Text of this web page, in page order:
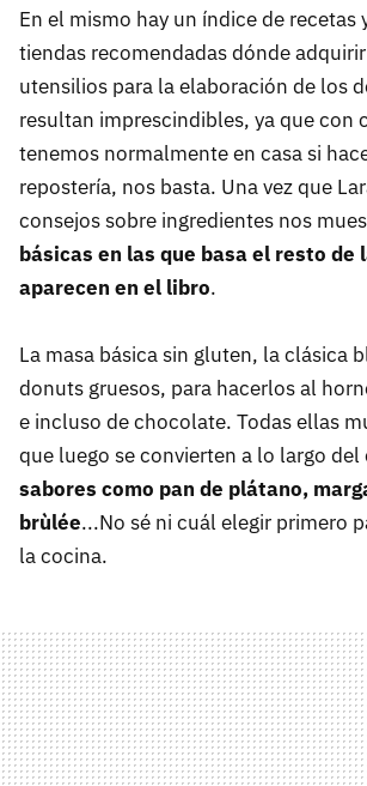
En el mismo hay un índice de recetas
tiendas recomendadas dónde
utensilios para la elaboración de los
resultan imprescindibles, ya que con
tenemos normalmente en casa si
repostería, nos basta. Una vez que
consejos sobre ingredientes nos
básicas en las que basa el resto de
aparecen en el libro.
La masa básica sin gluten, la clásica
donuts gruesos, para hacerlos al
e incluso de chocolate. Todas ellas
que luego se convierten a lo largo del
sabores como pan de plátano,
brùlée...No sé ni cuál elegir primero
la cocina.